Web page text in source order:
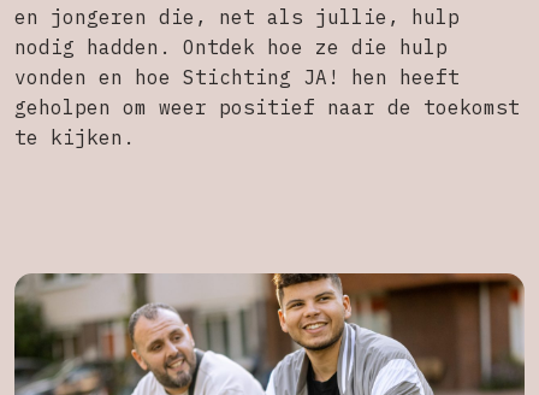
en jongeren die, net als jullie, hulp
nodig hadden. Ontdek hoe ze die hulp
vonden en hoe Stichting JA! hen heeft
geholpen om weer positief naar de toekomst
te kijken.